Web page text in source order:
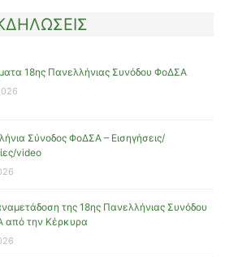
18ης Πανελλήνιας Συνόδου ΦοΔΣΑ
Σύνοδος ΦοΔΣΑ – Εισηγήσεις/
video
της 18ης Πανελλήνιας Συνόδου
από την Κέρκυρα